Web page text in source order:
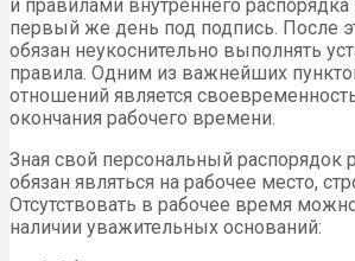
и правилами внутреннего распорядка
первый же день под подпись. После
обязан неукоснительно выполнять
правила. Одним из важнейших
отношений является
окончания рабочего времени.
Зная свой персональный распорядок
обязан являться на рабочее место,
Отсутствовать в рабочее время
наличии уважительных оснований: